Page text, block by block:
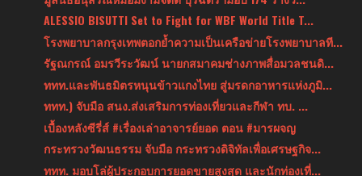
ALESSIO BISUTTI Set to Fight for WBF World Title T...
โรงพยาบาลกรุงเทพตอกย้ำความเป็นเครือข่ายโรงพยาบาลที...
รัฐณกรณ์ อมรวีระวัฒน์ นายกสมาคมช่างภาพสื่อมวลชนดิ...
ททท.และพันธมิตรหนุนข้าวแกงไทย สู่มรดกอาหารแห่งภูมิ...
ททท.) จับมือ สนง.ส่งเสริมการท่องเที่ยวและกีฬา ทบ. ...
เบื้องหลังซีรี่ส์ #เรื่องเล่าอาจารย์ยอด ตอน #มารผจญ
กระทรวงวัฒนธรรม จับมือ กระทรวงดิจิทัลเพื่อเศรษฐกิจ...
ททท. มอบโล่ผู้ประกอบการยอดขายสูงสุด และนักท่องเที่...